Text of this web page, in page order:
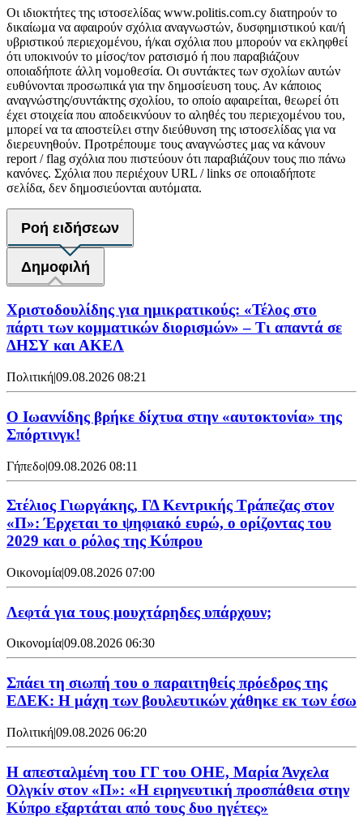
Οι ιδιοκτήτες της ιστοσελίδας www.politis.com.cy διατηρούν το
δικαίωμα να αφαιρούν σχόλια αναγνωστών, δυσφημιστικού και/ή
υβριστικού περιεχομένου, ή/και σχόλια που μπορούν να εκληφθεί
ότι υποκινούν το μίσος/τον ρατσισμό ή που παραβιάζουν
οποιαδήποτε άλλη νομοθεσία. Οι συντάκτες των σχολίων αυτών
ευθύνονται προσωπικά για την δημοσίευση τους. Αν κάποιος
αναγνώστης/συντάκτης σχολίου, το οποίο αφαιρείται, θεωρεί ότι
έχει στοιχεία που αποδεικνύουν το αληθές του περιεχομένου του,
μπορεί να τα αποστείλει στην διεύθυνση της ιστοσελίδας για να
διερευνηθούν. Προτρέπουμε τους αναγνώστες μας να κάνουν
report / flag σχόλια που πιστεύουν ότι παραβιάζουν τους πιο πάνω
κανόνες. Σχόλια που περιέχουν URL / links σε οποιαδήποτε
σελίδα, δεν δημοσιεύονται αυτόματα.
Ροή ειδήσεων
Δημοφιλή
Χριστοδουλίδης για ημικρατικούς: «Τέλος στο
πάρτι των κομματικών διορισμών» – Τι απαντά σε
ΔΗΣΥ και ΑΚΕΛ
Πολιτική|09.08.2026 08:21
Ο Ιωαννίδης βρήκε δίχτυα στην «αυτοκτονία» της
Σπόρτινγκ!
Γήπεδο|09.08.2026 08:11
Στέλιος Γιωργάκης, ΓΔ Κεντρικής Τράπεζας στον
«Π»: Έρχεται το ψηφιακό ευρώ, ο ορίζοντας του
2029 και ο ρόλος της Κύπρου
Οικονομία|09.08.2026 07:00
Λεφτά για τους μουχτάρηδες υπάρχουν;
Οικονομία|09.08.2026 06:30
Σπάει τη σιωπή του ο παραιτηθείς πρόεδρος της
ΕΔΕΚ: Η μάχη των βουλευτικών χάθηκε εκ των έσω
Πολιτική|09.08.2026 06:20
Η απεσταλμένη του ΓΓ του ΟΗΕ, Μαρία Άνχελα
Ολγκίν στον «Π»: «Η ειρηνευτική προσπάθεια στην
Κύπρο εξαρτάται από τους δυο ηγέτες»